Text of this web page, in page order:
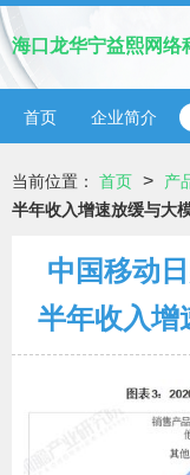
海口龙华宁益熙网络
首页 企业简介
当前位置： 首页 > 产
半年收入增速放缓与大
中国移动
半年收入增